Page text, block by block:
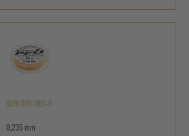
SUN-015-001-6
0,235 mm